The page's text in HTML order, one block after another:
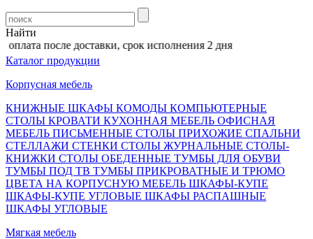
Найти
после доставки, срок исполнения 2 дня
Каталог продукции
Корпусная мебель
КНИЖНЫЕ ШКАФЫ КОМОДЫ КОМПЬЮТЕРНЫЕ
СТОЛЫ КРОВАТИ КУХОННАЯ МЕБЕЛЬ ОФИСНАЯ
МЕБЕЛЬ ПИСЬМЕННЫЕ СТОЛЫ ПРИХОЖИЕ СПАЛЬНИ
СТЕЛЛАЖИ СТЕНКИ СТОЛЫ ЖУРНАЛЬНЫЕ СТОЛЫ-
КНИЖКИ СТОЛЫ ОБЕДЕННЫЕ ТУМБЫ ДЛЯ ОБУВИ
ТУМБЫ ПОД ТВ ТУМБЫ ПРИКРОВАТНЫЕ И ТРЮМО
ЦВЕТА НА КОРПУСНУЮ МЕБЕЛЬ ШКАФЫ-КУПЕ
ШКАФЫ-КУПЕ УГЛОВЫЕ ШКАФЫ РАСПАШНЫЕ
ШКАФЫ УГЛОВЫЕ
Мягкая мебель